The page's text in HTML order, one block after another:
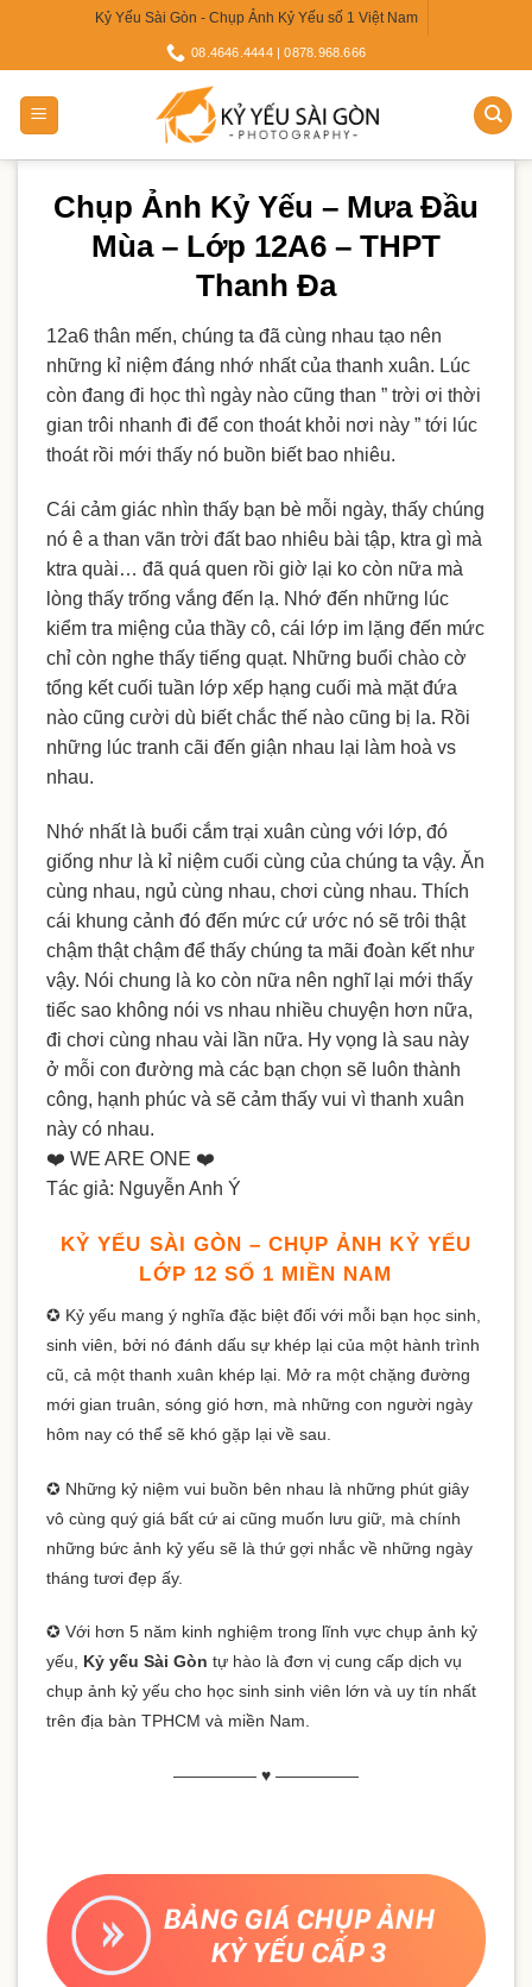
content
Kỷ Yếu Sài Gòn - Chụp Ảnh Kỷ Yếu số 1 Việt Nam
08.4646.4444 | 0878.968.666
Chụp Ảnh Kỷ Yếu – Mưa Đầu
Mùa – Lớp 12A6 – THPT
Thanh Đa
12a6 thân mến, chúng ta đã cùng nhau tạo nên
những kỉ niệm đáng nhớ nhất của thanh xuân. Lúc
còn đang đi học thì ngày nào cũng than ” trời ơi thời
gian trôi nhanh đi để con thoát khỏi nơi này ” tới lúc
thoát rồi mới thấy nó buồn biết bao nhiêu.
Cái cảm giác nhìn thấy bạn bè mỗi ngày, thấy chúng
nó ê a than vãn trời đất bao nhiêu bài tập, ktra gì mà
ktra quài… đã quá quen rồi giờ l ại ko còn nữa mà
lòng thấy trống vắng đến lạ. Nhớ đến những lúc
kiểm tra miệng của thầy cô, cái lớp im lặng đến mức
chỉ còn nghe thấy tiếng quạt. Những buổi chào cờ
tổng kết cuối tuần lớp xếp hạng cuối mà mặt đứa
nào cũng cười dù biết chắc thế nào cũng bị la. Rồi
những lúc tranh cãi đến giận nhau lại làm hoà vs
nhau.
Nhớ nhất là buổi cắm trại xuân cùng với lớp, đó
giống như là kỉ niệm cuối cùng của chúng ta vậy. Ăn
cùng nhau, ngủ cùng nhau, chơi cùng nhau. Thích
cái khung cảnh đó đến mức cứ ước nó sẽ trôi thật
chậm thật chậm để thấy chúng ta mãi đoàn kết như
vậy. Nói chung là ko còn nữa nên nghĩ lại mới thấy
tiếc sao không nói vs nhau nhiều chuyện hơn nữa,
đi chơi cùng nhau vài lần nữa. Hy vọng là sau này
ở mỗi con đường mà các bạn chọn sẽ luôn thành
công, hạnh phúc và sẽ cảm thấy vui vì thanh xuân
này có nhau.
❤️ WE ARE ONE ❤️
Tác giả: Nguyễn Anh Ý
KỶ YẾU SÀI GÒN – CHỤP ẢNH KỶ YẾU
LỚP 12 SỐ 1 MIỀN NAM
✪ Kỷ yếu mang ý nghĩa đặc biệt đối với mỗi bạn học sinh,
sinh viên, bởi nó đánh dấu sự khép lại của một hành trình
cũ, cả một thanh xuân khép lại. Mở ra một chặng đường
mới gian truân, sóng gió hơn, mà những con người ngày
hôm nay có thể sẽ khó gặp lại về sau.
✪ Những kỷ niệm vui buồn bên nhau là những phút giây
vô cùng quý giá bất cứ ai cũng muốn lưu giữ, mà chính
những bức ảnh kỷ yếu sẽ là thứ gợi nhắc về những ngày
tháng tươi đẹp ấy.
✪ Với hơn 5 năm kinh nghiệm trong lĩnh vực chụp ảnh kỷ
yếu, Kỷ yếu Sài Gòn tự hào là đơn vị cung cấp dịch vụ
chụp ảnh kỷ yếu cho học sinh sinh viên lớn và uy tín nhất
trên địa bàn TPHCM và miền Nam.
————— ♥ —————